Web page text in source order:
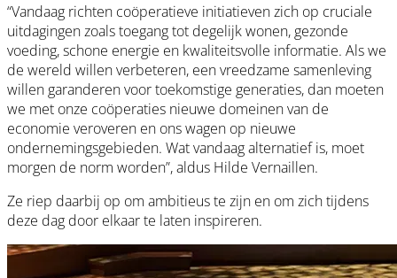
“Vandaag richten coöperatieve initiatieven zich op cruciale
uitdagingen zoals toegang tot degelijk wonen, gezonde
voeding, schone energie en kwaliteitsvolle informatie. Als we
de wereld willen verbeteren, een vreedzame samenleving
willen garanderen voor toekomstige generaties, dan moeten
we met onze coöperaties nieuwe domeinen van de
economie veroveren en ons wagen op nieuwe
ondernemingsgebieden. Wat vandaag alternatief is, moet
morgen de norm worden”, aldus Hilde Vernaillen.
Ze riep daarbij op om ambitieus te zijn en om zich tijdens
deze dag door elkaar te laten inspireren.